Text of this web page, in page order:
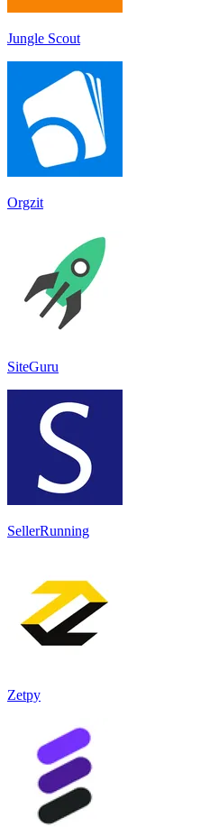
Jungle Scout
Orgzit
SiteGuru
SellerRunning
Zetpy